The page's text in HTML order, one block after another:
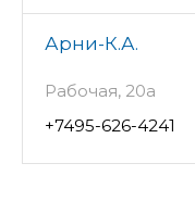
Арни-К.А.
Рабочая, 20а
+7495-626-4241